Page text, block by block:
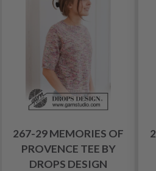
267-29 MEMORIES OF
PROVENCE TEE BY
DROPS DESIGN